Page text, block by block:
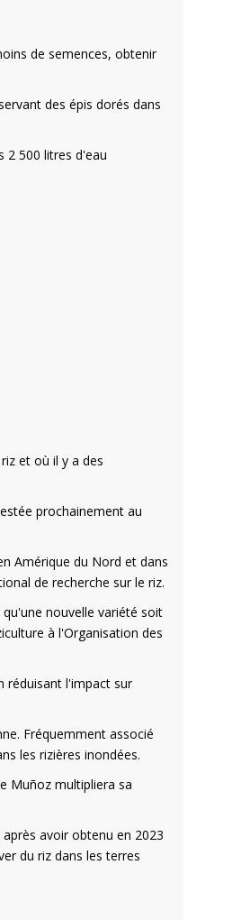
de semences, obtenir
des épis dorés dans
2 500 litres d'eau
et où il y a des
prochainement au
Amérique du Nord et dans
de recherche sur le riz.
nouvelle variété soit
à l'Organisation des
réduisant l'impact sur
Fréquemment associé
les rizières inondées.
Muñoz multipliera sa
avoir obtenu en 2023
du riz dans les terres